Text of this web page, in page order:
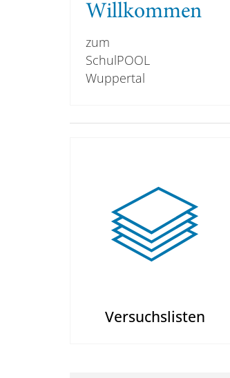
Willkommen
zum
SchulPOOL
Wuppertal
Versuchslisten